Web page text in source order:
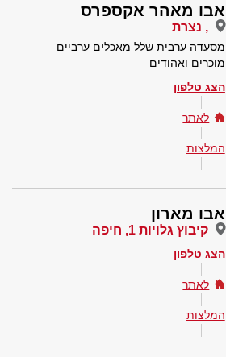
אבו מאהר אקספרס
, נצרת
מסעדה ערבית שלל מאכלים ערביים
מוכרים ואהודים
הצג טלפון
לאתר
המלצות
אבו מארון
קיבוץ גלויות 1, חיפה
הצג טלפון
לאתר
המלצות